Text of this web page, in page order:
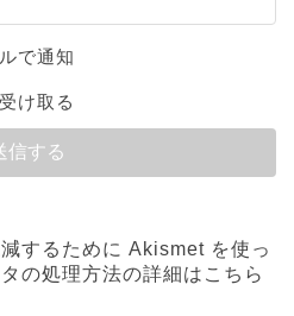
で通知
け取る
するために Akismet を使っ
の処理方法の詳細はこちら